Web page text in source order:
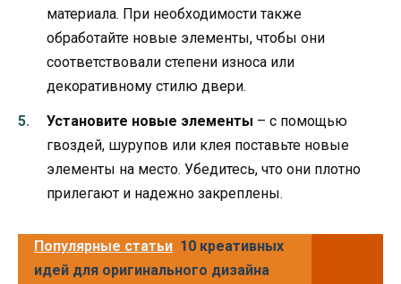
материала. При необходимости также
обработайте новые элементы, чтобы они
соответствовали степени износа или
декоративному стилю двери.
Установите новые элементы – с помощью
гвоздей, шурупов или клея поставьте новые
элементы на место. Убедитесь, что они плотно
прилегают и надежно закреплены.
Популярные статьи 10 креативных
идей для оригинального дизайна